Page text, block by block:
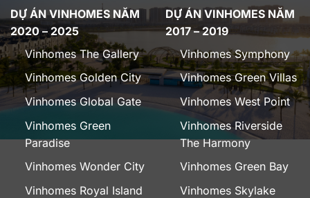
DỰ ÁN VINHOMES NĂM
2020 – 2025
Vinhomes The Gallery
Vinhomes Golden City
Vinhomes Global Gate
Vinhomes Green
Paradise
Vinhomes Wonder City
Vinhomes Royal Island
DỰ ÁN VINHOMES NĂM
2017 – 2019
Vinhomes Symphony
Vinhomes Green Villas
Vinhomes West Point
Vinhomes Riverside
The Harmony
Vinhomes Green Bay
Vinhomes Skylake